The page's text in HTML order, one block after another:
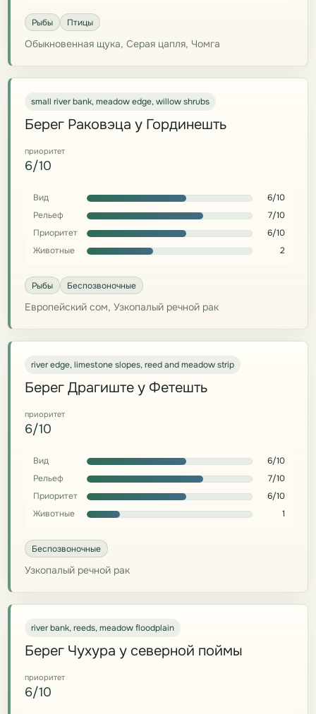
Рыбы Птицы
Обыкновенная щука, Серая цапля, Чомга
small river bank, meadow edge, willow shrubs
Берег Раковэца у Гординешть
приоритет
6/10
Вид
6/10
Рельеф
7/10
Приоритет
6/10
Животные
2
Рыбы Беспозвоночные
Европейский сом, Узкопалый речной рак
river edge, limestone slopes, reed and meadow strip
Берег Драгиште у Фетешть
приоритет
6/10
Вид
6/10
Рельеф
7/10
Приоритет
6/10
Животные
1
Беспозвоночные
Узкопалый речной рак
river bank, reeds, meadow floodplain
Берег Чухура у северной поймы
приоритет
6/10